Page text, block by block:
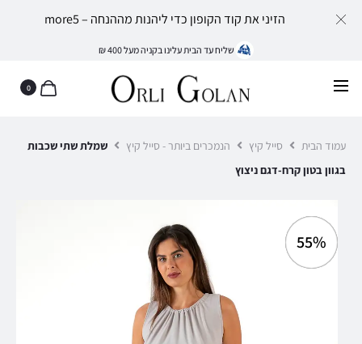
שליח עד הבית עלינו בקניה מעל 400 ₪
0
עמוד הבית סייל קיץ הנמכרים ביותר - סייל קיץ
שמלת שתי שכבות
בגוון בטון קרח-דגם ניצוץ
55%
הזיני את קוד הקופון כדי ליהנות מההנחה – more5